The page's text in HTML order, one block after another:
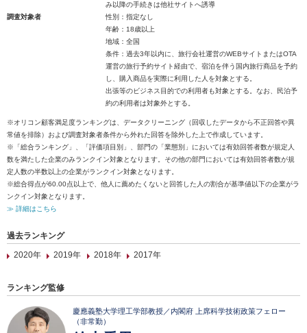
み以降の手続きは他社サイトへ誘導
調査対象者
性別：指定なし
年齢：18歳以上
地域：全国
条件：過去3年以内に、旅行会社運営のWEBサイトまたはOTA
運営の旅行予約サイト経由で、宿泊を伴う国内旅行商品を予約
し、購入商品を実際に利用した人を対象とする。
出張等のビジネス目的での利用者も対象とする。なお、民泊予
約の利用者は対象外とする。
※オリコン顧客満足度ランキングは、データクリーニング（回収したデータから不正回答や異
常値を排除）および調査対象者条件から外れた回答を除外した上で作成しています。
※「総合ランキング」、「評価項目別」、部門の「業態別」においては有効回答者数が規定人
数を満たした企業のみランクイン対象となります。その他の部門においては有効回答者数が規
定人数の半数以上の企業がランクイン対象となります。
※総合得点が60.00点以上で、他人に薦めたくないと回答した人の割合が基準値以下の企業がラ
ンクイン対象となります。
≫ 詳細はこちら
過去ランキング
2020年
2019年 2018年 2017年
ランキング監修
慶應義塾大学理工学部教授／内閣府 上席科学技術政策フェロー
（非常勤）